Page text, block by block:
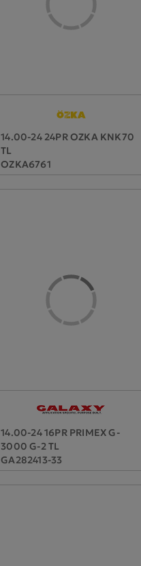
14.00-24 24PR OZKA KNK70
TL
OZKA6761
14.00-24 16PR PRIMEX G-
3000 G-2 TL
GA282413-33